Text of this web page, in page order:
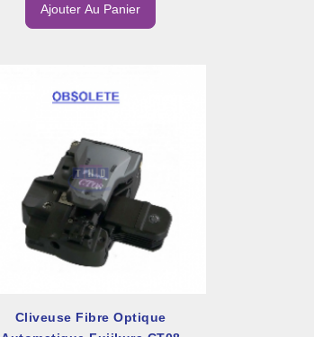
Ajouter Au Panier
Cliveuse Fibre Optique